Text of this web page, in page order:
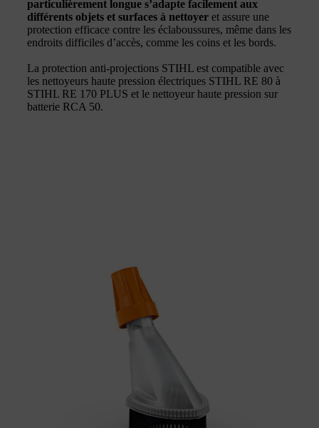
particulièrement longue s’adapte facilement aux
différents objets et surfaces à nettoyer et assure une
protection efficace contre les éclaboussures, même dans les
endroits difficiles d’accès, comme les coins et les bords.
La protection anti-projections STIHL est compatible avec
les nettoyeurs haute pression électriques STIHL RE 80 à
STIHL RE 170 PLUS et le nettoyeur haute pression sur
batterie RCA 50.